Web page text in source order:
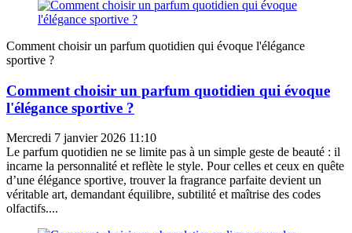
Comment choisir un parfum quotidien qui évoque l'élégance
sportive ?
Comment choisir un parfum quotidien qui évoque
l'élégance sportive ?
Mercredi 7 janvier 2026 11:10
Le parfum quotidien ne se limite pas à un simple geste de beauté : il
incarne la personnalité et reflète le style. Pour celles et ceux en quête
d’une élégance sportive, trouver la fragrance parfaite devient un
véritable art, demandant équilibre, subtilité et maîtrise des codes
olfactifs....